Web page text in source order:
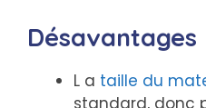
Désavantages
L a taille du
standard, donc